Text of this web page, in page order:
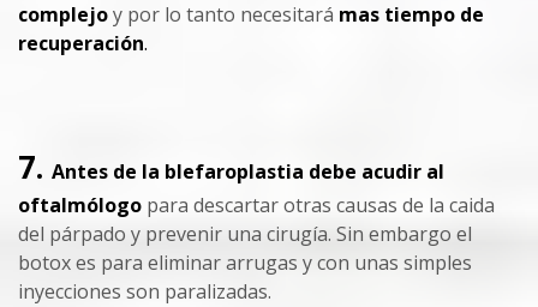
complejoy por lo tanto necesitará mas tiempo de
recuperación.
7. Antes de la blefaroplastia debe acudir al
oftalmólogo para descartar otras causas de la caida
del párpado y prevenir una cirugía. Sin embargo el
botox es para eliminar arrugas y con unas simples
inyecciones son paralizadas.